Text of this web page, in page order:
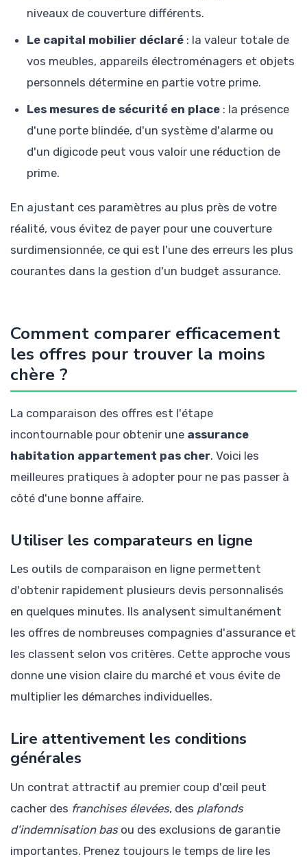
niveaux de couverture différents.
Le capital mobilier déclaré : la valeur totale de
vos meubles, appareils électroménagers et objets
personnels détermine en partie votre prime.
Les mesures de sécurité en place : la présence
d'une porte blindée, d'un système d'alarme ou
d'un digicode peut vous valoir une réduction de
prime.
En ajustant ces paramètres au plus près de votre
réalité, vous évitez de payer pour une couverture
surdimensionnée, ce qui est l'une des erreurs les plus
courantes dans la gestion d'un budget assurance.
Comment comparer efficacement
les offres pour trouver la moins
chère ?
La comparaison des offres est l'étape
incontournable pour obtenir une assurance
habitation appartement pas cher. Voici les
meilleures pratiques à adopter pour ne pas passer à
côté d'une bonne affaire.
Utiliser les comparateurs en ligne
Les outils de comparaison en ligne permettent
d'obtenir rapidement plusieurs devis personnalisés
en quelques minutes. Ils analysent simultanément
les offres de nombreuses compagnies d'assurance et
les classent selon vos critères. Cette approche vous
donne une vision claire du marché et vous évite de
multiplier les démarches individuelles.
Lire attentivement les conditions
générales
Un contrat attractif au premier coup d'œil peut
cacher des franchises élevées, des plafonds
d'indemnisation basou des exclusions de garantie
importantes. Prenez toujours le temps de lire les